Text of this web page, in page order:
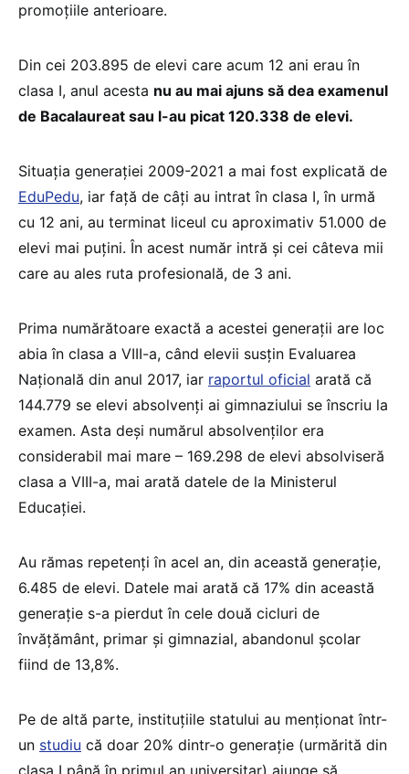
promoțiile anterioare.
Din cei 203.895 de elevi care acum 12 ani erau în
clasa I, anul acesta nu au mai ajuns să dea examenul
de Bacalaureat sau l-au picat 120.338 de elevi.
Situația generației 2009-2021 a mai fost explicată de
EduPedu, iar față de câți au intrat în clasa I, în urmă
cu 12 ani, au terminat liceul cu aproximativ 51.000 de
elevi mai puțini. În acest număr intră și cei câteva mii
care au ales ruta profesională, de 3 ani.
Prima numărătoare exactă a acestei generații are loc
abia în clasa a VIII-a, când elevii susțin Evaluarea
Națională din anul 2017, iar raportul oficial arată că
144.779 se elevi absolvenți ai gimnaziului se înscriu la
examen. Asta deși numărul absolvenților era
considerabil mai mare – 169.298 de elevi absolviseră
clasa a VIII-a, mai arată datele de la Ministerul
Educației.
Au rămas repetenți în acel an, din această generație,
6.485 de elevi. Datele mai arată că 17% din această
generație s-a pierdut în cele două cicluri de
învățământ, primar și gimnazial, abandonul școlar
fiind de 13,8%.
Pe de altă parte, instituțiile statului au menționat într-
un studiu că doar 20% dintr-o generație (urmărită din